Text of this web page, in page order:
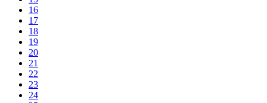
16
17
18
19
20
21
22
23
24